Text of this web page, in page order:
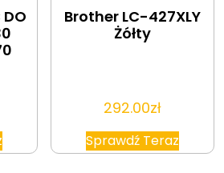
DO
Brother LC-427XLY
Żółty
292.00zł
Sprawdź Teraz